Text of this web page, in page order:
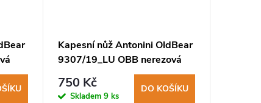
Kapesní nůž Antonini OldBear
9307/19_LU OBB nerezová
čepel, rukojeť olivové dřevo
750 Kč
Skladem 9 ks
DO KOŠÍKU